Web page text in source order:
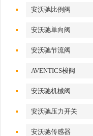
安沃驰比例阀
安沃驰单向阀
安沃驰节流阀
AVENTICS梭阀
安沃驰机械阀
安沃驰压力开关
安沃驰传感器